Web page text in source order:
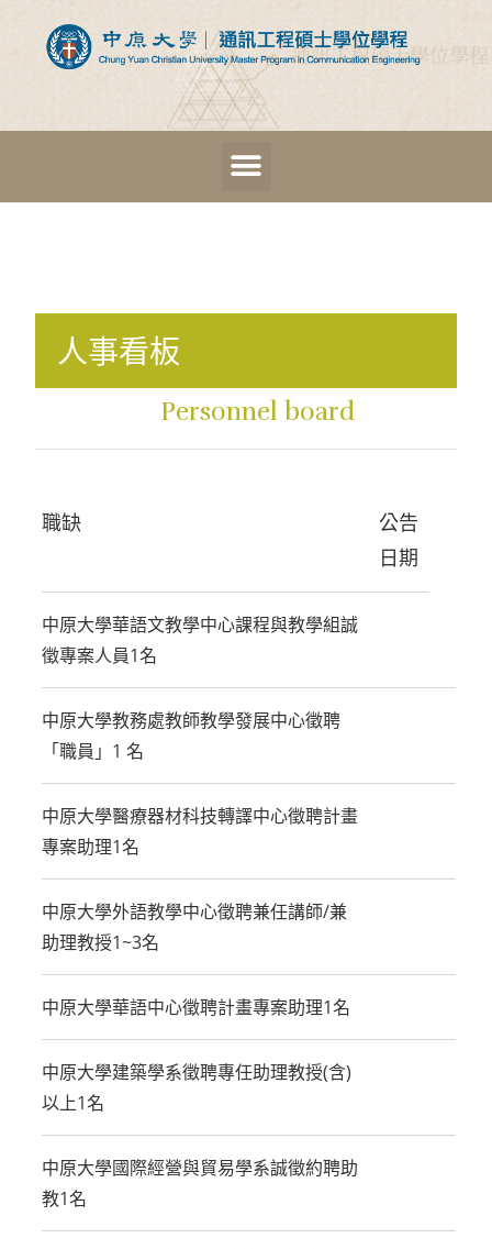
人事看板
Personnel board
職缺
公告
日期
中原大學華語文教學中心課程與教學組誠
徵專案人員1名
中原大學教務處教師教學發展中心徵聘
「職員」1 名
中原大學醫療器材科技轉譯中心徵聘計畫
專案助理1名
中原大學外語教學中心徵聘兼任講師/兼
助理教授1~3名
中原大學華語中心徵聘計畫專案助理1名
中原大學建築學系徵聘專任助理教授(含)
以上1名
中原大學國際經營與貿易學系誠徵約聘助
教1名